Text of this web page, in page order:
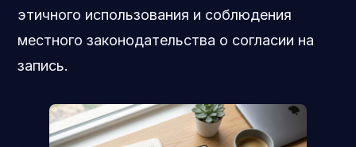
этичного использования и соблюдения
местного законодательства о согласии на
запись.